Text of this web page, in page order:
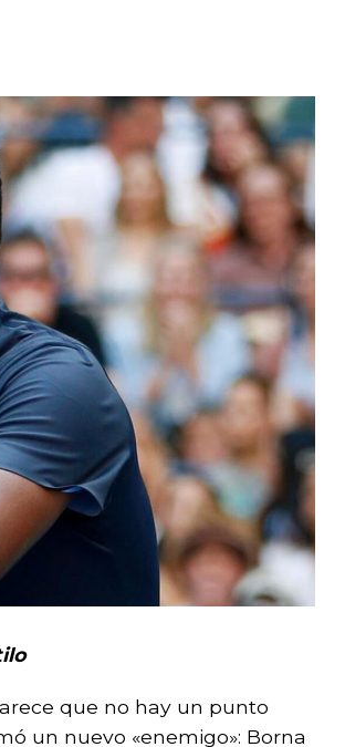
que no hay un punto
un nuevo «enemigo»: Borna